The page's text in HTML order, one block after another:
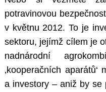
potravinovou
v květnu 2012. To je
sektoru, jejímž cílem je
nadnárodní
‚kooperačních
a investory – aniž by se